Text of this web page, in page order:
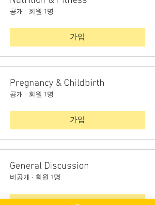
공개 · 회원 1명
가입
Pregnancy & Childbirth
공개 · 회원 1명
가입
General Discussion
비공개 · 회원 1명
가입